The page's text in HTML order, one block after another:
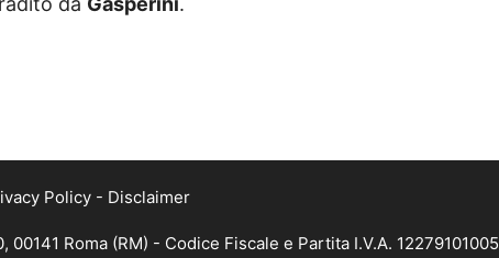
Policy - Disclaimer
Roma (RM) - Codice Fiscale e Partita I.V.A. 12279101005